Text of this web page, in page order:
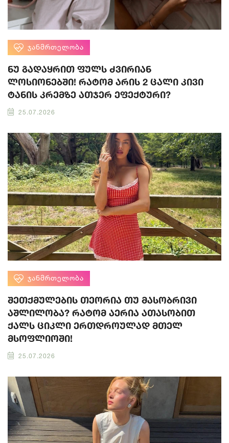
ᲯᲐᲜᲛᲠᲗᲔᲚᲝᲑᲐ
ნუ გადაყრით ფულს ძვირიან
ლოსიონებში! რატომ არის 2 ცალი კივი
ტანის კრემზე ათჯერ ეფექტური?
25.07.2026
ᲯᲐᲜᲛᲠᲗᲔᲚᲝᲑᲐ
შეთქმულების თეორია თუ მასობრივი
აშლილობა? რატომ აერია ათასობით
ქალს ციკლი ერთდროულად მთელ
მსოფლიოში!
25.07.2026